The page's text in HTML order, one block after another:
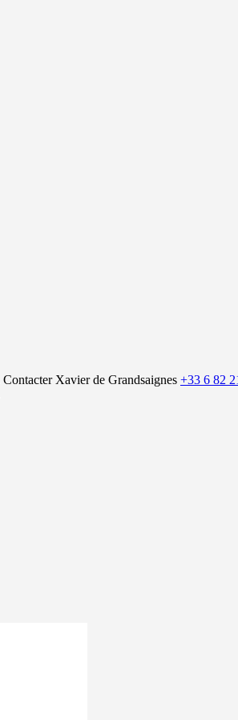
Contacter Xavier de Grandsaignes +33 6 82